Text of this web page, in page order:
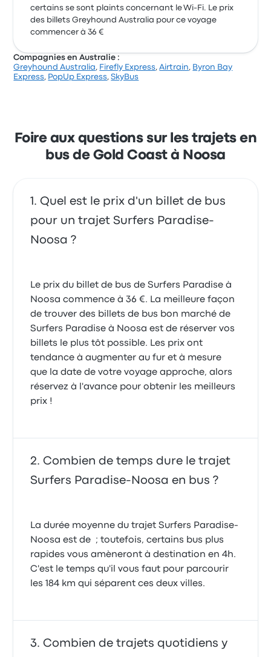
certains se sont plaints concernant le Wi-Fi. Le prix
des billets Greyhound Australia pour ce voyage
commencer à 36 €
Compagnies en Australie :
Greyhound Australia, Firefly Express,Airtrain, Byron Bay
Express, PopUp Express,SkyBus
Foire aux questions sur les trajets en
bus de Gold Coast à Noosa
Quel est le prix d'un billet de bus
pour un trajet Surfers Paradise-
Noosa ?
Le prix du billet de bus de Surfers Paradise à
Noosa commence à 36 €. La meilleure façon
de trouver des billets de bus bon marché de
Surfers Paradise à Noosa est de réserver vos
billets le plus tôt possible. Les prix ont
tendance à augmenter au fur et à mesure
que la date de votre voyage approche, alors
réservez à l'avance pour obtenir les meilleurs
prix !
Combien de temps dure le trajet
Surfers Paradise-Noosa en bus ?
La durée moyenne du trajet Surfers Paradise-
Noosa est de ; toutefois, certains bus plus
rapides vous amèneront à destination en 4h.
C'est le temps qu'il vous faut pour parcourir
les 184 km qui séparent ces deux villes.
Combien de trajets quotidiens y